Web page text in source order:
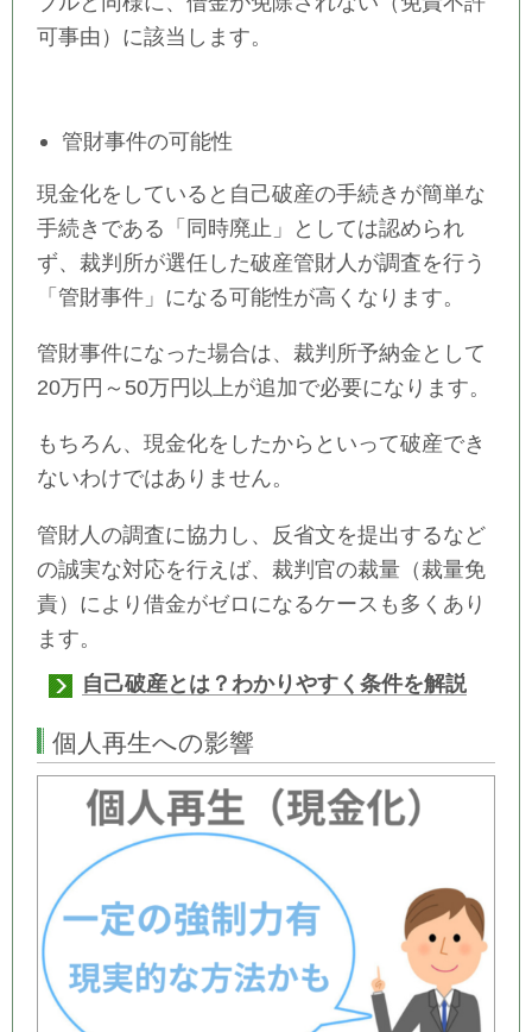
可事由）に該当します。
管財事件の可能性
現金化をしていると自己破産の手続きが簡単な
手続きである「同時廃止」としては認められ
ず、裁判所が選任した破産管財人が調査を行う
「管財事件」になる可能性が高くなります。
管財事件になった場合は、裁判所予納金として
20万円～50万円以上が追加で必要になります。
もちろん、現金化をしたからといって破産でき
ないわけではありません。
管財人の調査に協力し、反省文を提出するなど
の誠実な対応を行えば、裁判官の裁量（裁量免
責）により借金がゼロになるケースも多くあり
ます。
自己破産とは？わかりやすく条件を解説
個人再生への影響